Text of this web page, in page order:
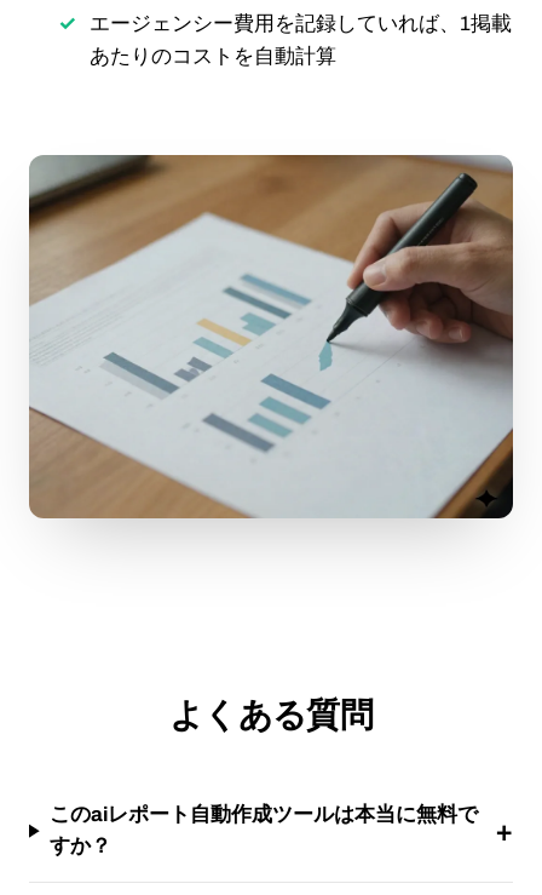
エージェンシー費用を記録していれば、1掲載
あたりのコストを自動計算
よくある質問
このaiレポート自動作成ツールは本当に無料で
すか？